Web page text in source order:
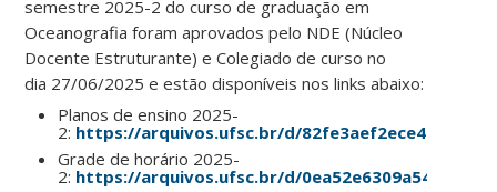
semestre 2025-2 do curso de graduação em
Oceanografia foram aprovados pelo NDE (Núcleo
Docente Estruturante) e Colegiado de curso no
dia 27/06/2025 e estão disponíveis nos links abaixo:
Planos de ensino 2025-
2: https://arquivos.ufsc.br/d/
Grade de horário 2025-
2: https://arquivos.ufsc.br/d/